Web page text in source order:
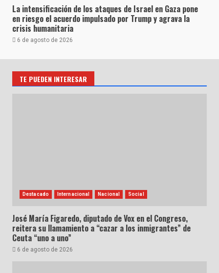
La intensificación de los ataques de Israel en Gaza pone
en riesgo el acuerdo impulsado por Trump y agrava la
crisis humanitaria
6 de agosto de 2026
TE PUEDEN INTERESAR
Destacado Internacional Nacional Social
José María Figaredo, diputado de Vox en el Congreso,
reitera su llamamiento a “cazar a los inmigrantes” de
Ceuta “uno a uno”
6 de agosto de 2026